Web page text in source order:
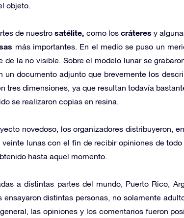
objeto.
de nuestrosatélite, como loscráteres y
más importantes. En el medio se puso un
de la no visible. Sobre el modelo lunar se
un documento adjunto que brevemente los
tres dimensiones, ya que resultan todavía
se realizaron copias en resina.
novedoso, los organizadores distribuyeron,
lunas con el fin de recibir opiniones de
hasta aquel momento.
a distintas partes del mundo, Puerto Rico,
distintas personas, no solamente
las opiniones y los comentarios fueron